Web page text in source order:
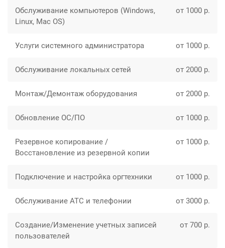
Обслуживание компьютеров (Windows,
Linux, Mac OS)
от 1000 р.
Услуги системного администратора от 1000 р.
Обслуживание локальных сетей от 2000 р.
Монтаж/Демонтаж оборудования от 2000 р.
Обновление ОС/ПО от 1000 р.
Резервное копирование /
Восстановление из резервной копии
от 1000 р.
Подключение и настройка оргтехники от 1000 р.
Обслуживание АТС и телефонии от 3000 р.
Создание/Изменение учетных записей
пользователей
от 700 р.